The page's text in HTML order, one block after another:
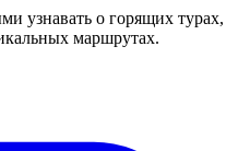
узнавать о горящих турах,
маршрутах.